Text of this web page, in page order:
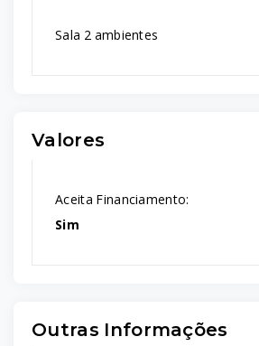
Sala 2 ambientes
Valores
Aceita Financiamento:
Sim
Outras Informações